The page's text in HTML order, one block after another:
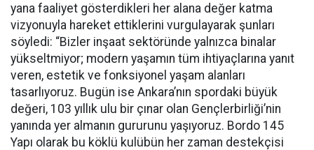
yana faaliyet gösterdikleri her alana değer katma
vizyonuyla hareket ettiklerini vurgulayarak şunları
söyledi: “Bizler inşaat sektöründe yalnızca binalar
yükseltmiyor; modern yaşamın tüm ihtiyaçlarına yanıt
veren, estetik ve fonksiyonel yaşam alanları
tasarlıyoruz. Bugün ise Ankara’nın spordaki büyük
değeri, 103 yıllık ulu bir çınar olan Gençlerbirliği’nin
yanında yer almanın gururunu yaşıyoruz. Bordo 145
Yapı olarak bu köklü kulübün her zaman destekçisi